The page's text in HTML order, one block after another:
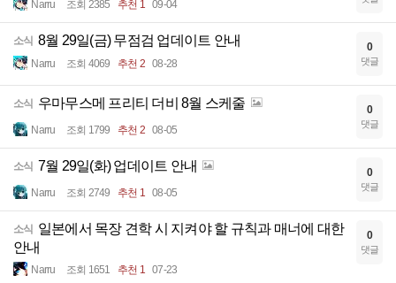
Narru 조회 2385 추천 1 09-04
소식 8월 29일(금) 무점검 업데이트 안내
Narru 조회 4069 추천 2 08-28
0
댓글
소식 우마무스메 프리티 더비 8월 스케줄
Narru 조회 1799 추천 2 08-05
0
댓글
소식 7월 29일(화) 업데이트 안내
Narru 조회 2749 추천 1 08-05
0
댓글
소식
일본에서 목장 견학 시 지켜야 할 규칙과 매너에 대한
안내
Narru 조회 1651 추천 1 07-23
0
댓글